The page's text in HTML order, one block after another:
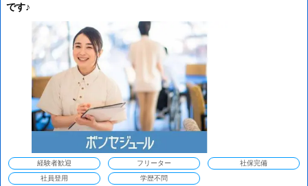
です♪
経験者歓迎 フリーター 社保完備
社員登用 学歴不問